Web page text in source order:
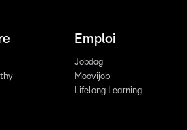
Emploi
Jobdag
Moovijob
Lifelong Learning